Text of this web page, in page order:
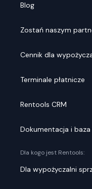
Blog
Zostań naszym
Cennik dla
Terminale płatnicze
Rentools CRM
Dokumentacja i
Dla kogo jest Rentools:
Dla wypożyczalni